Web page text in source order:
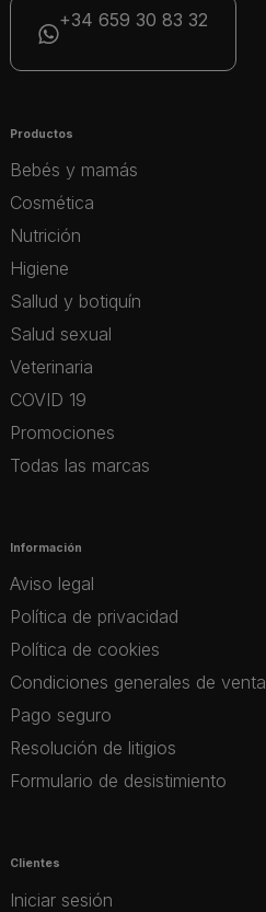
+34 659 30 83 32
Productos
Bebés y mamás
Cosmética
Nutrición
Higiene
Sallud y botiquín
Salud sexual
Veterinaria
COVID 19
Promociones
Todas las marcas
Información
Aviso legal
Política de privacidad
Política de cookies
Condiciones generales de venta
Pago seguro
Resolución de litigios
Formulario de desistimiento
Clientes
Iniciar sesión